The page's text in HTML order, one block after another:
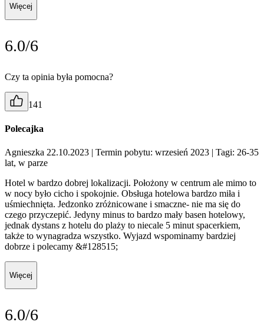
Więcej
6.0/6
Czy ta opinia była pomocna?
141
Polecajka
Agnieszka 22.10.2023 | Termin pobytu: wrzesień 2023 | Tagi: 26-35
lat, w parze
Hotel w bardzo dobrej lokalizacji. Położony w centrum ale mimo to
w nocy było cicho i spokojnie. Obsługa hotelowa bardzo miła i
uśmiechnięta. Jedzonko zróżnicowane i smaczne- nie ma się do
czego przyczepić. Jedyny minus to bardzo mały basen hotelowy,
jednak dystans z hotelu do plaży to niecale 5 minut spacerkiem,
także to wynagradza wszystko. Wyjazd wspominamy bardziej
dobrze i polecamy &#128515;
Więcej
6.0/6